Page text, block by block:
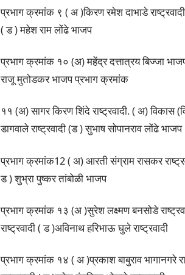
प्रभाग क्रमांक ९ ( अ )किरण रमेश दाभाडे
( ड ) महेश राम लोंढे भाजप
प्रभाग क्रमांक १० (अ) महेंद्र दत्तात्रय बिज्जा
राजू मुतोडकर भाजप प्रभाग क्रमांक
११ (अ) सागर किरण शिंदे राष्ट्रवादी. ( अ) विकास
डागवाले राष्ट्रवादी (ड ) सुभाष सोपानराव लोंढे भाजप
प्रभाग क्रमांक12 ( अ) आरती संग्राम रासकर
ड ) शुभ्रा पुष्कर तांबोळी भाजप
प्रभाग क्रमांक १३ (अ )सुरेश लक्ष्मण बनसोडे
राष्ट्रवादी ( ड )अविनाथ हरिभाऊ घुले राष्ट्रवादी
प्रभाग क्रमांक १४ ( अ )प्रकाश बाबुराव भागानगरे